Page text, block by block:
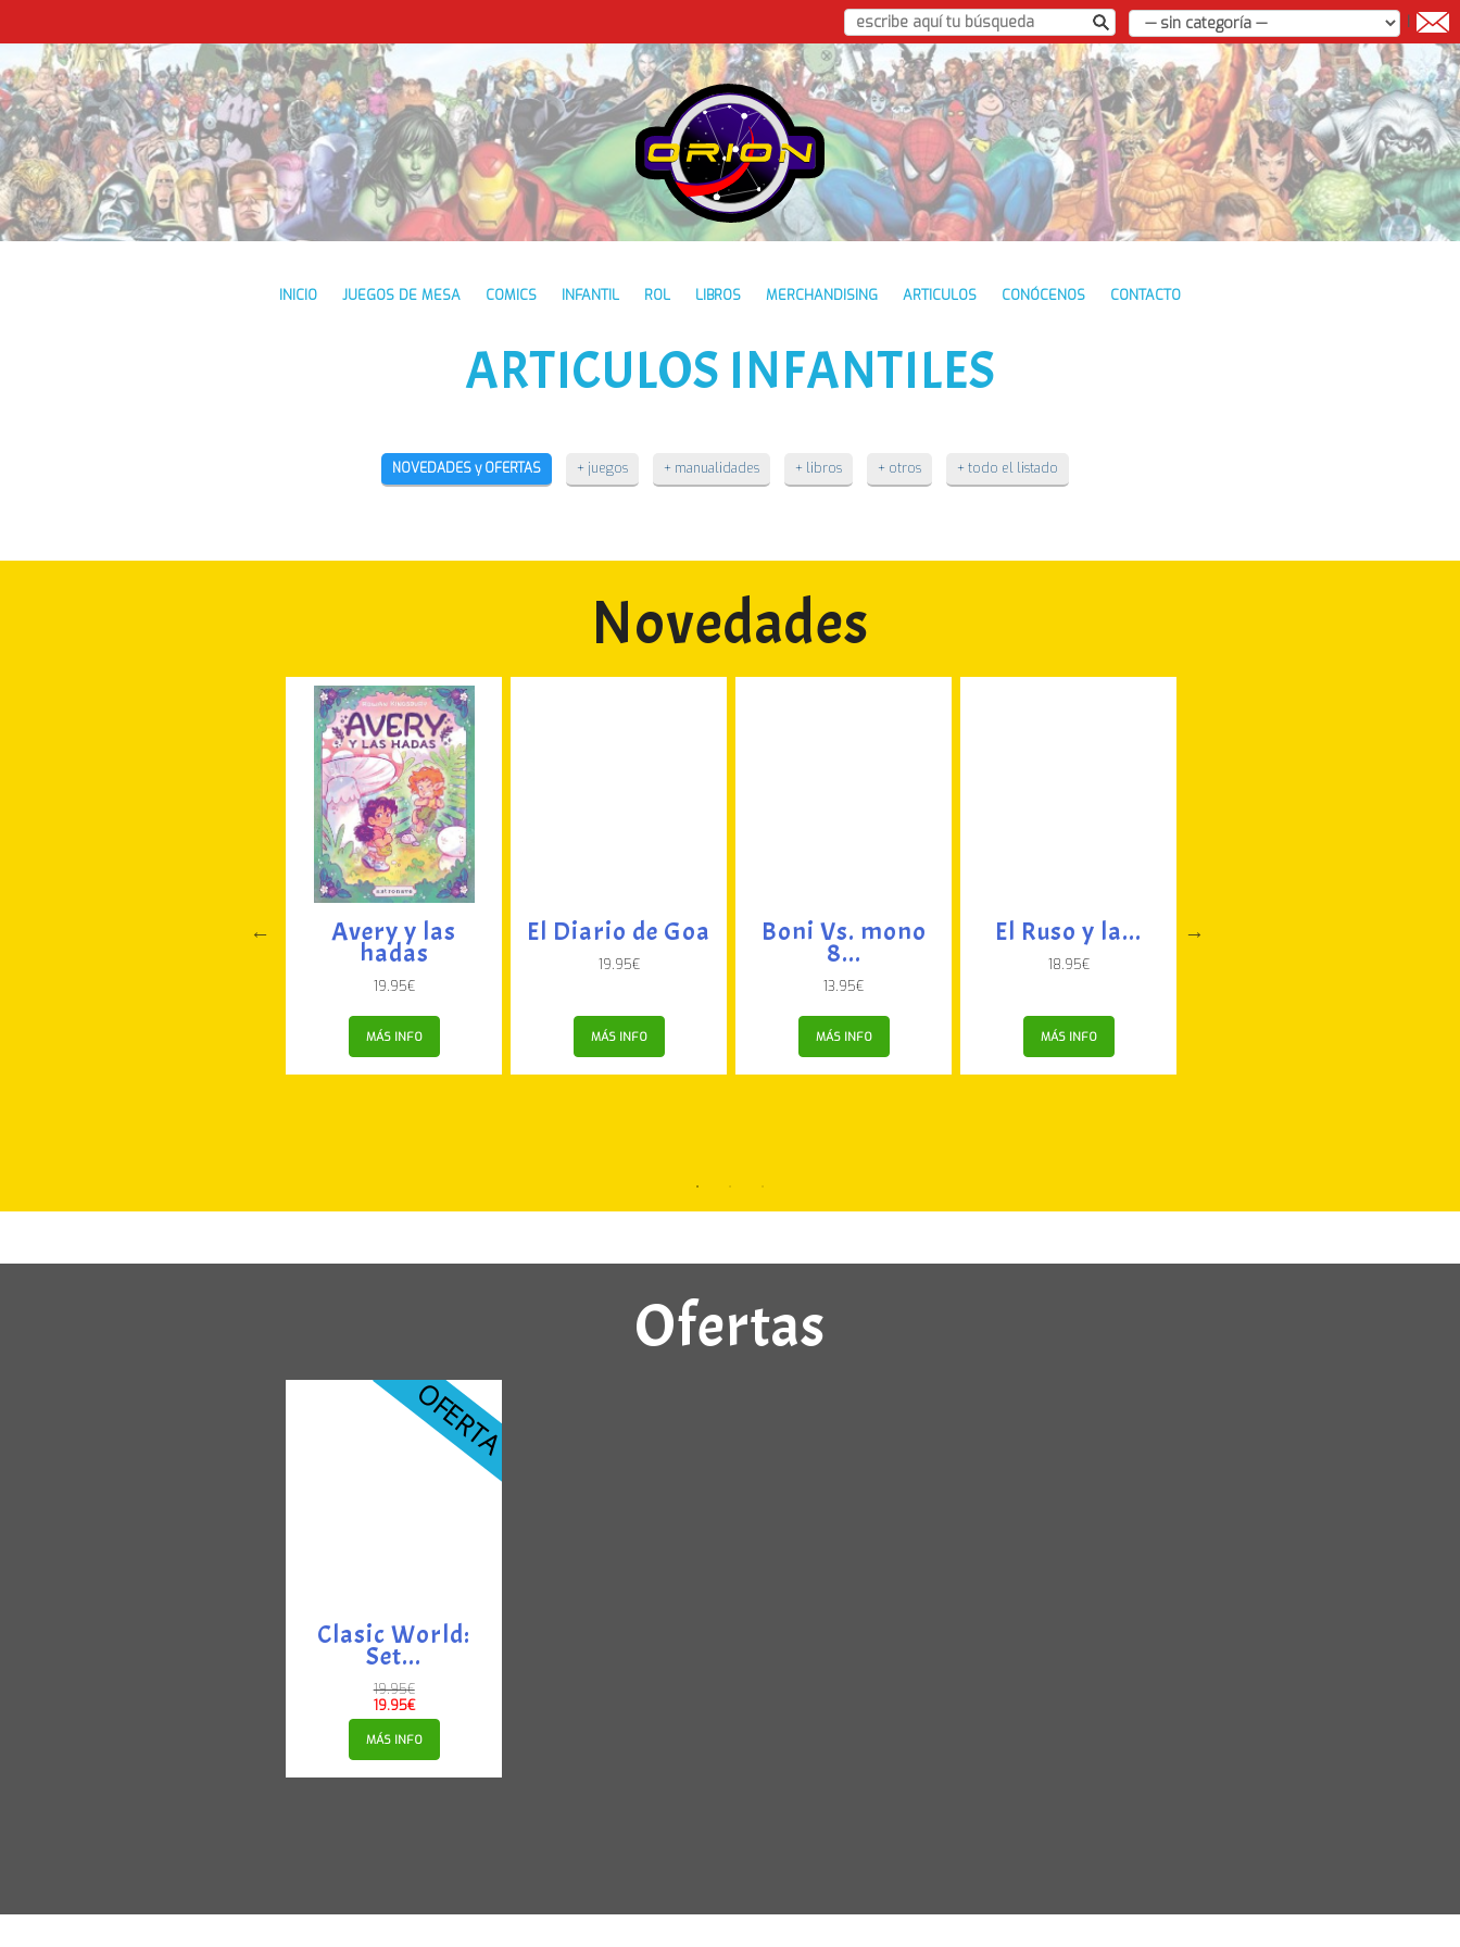
|
INICIO JUEGOS DE MESA COMICS INFANTIL ROL LIBROS MERCHANDISING ARTICULOS CONÓCENOS CONTACTO
ARTICULOS INFANTILES
NOVEDADES y OFERTAS + juegos + manualidades + libros + otros + todo el listado
Novedades
Avery y las
hadas
19.95€
MÁS INFO
El Diario de Goa
19.95€
MÁS INFO
Boni Vs. mono
8...
13.95€
MÁS INFO
El Ruso y la...
18.95€
MÁS INFO
Ofertas
Clasic World:
Set...
19.95€
19.95€
MÁS INFO